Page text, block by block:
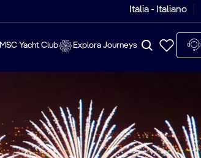
Italia - Italiano
MSC Yacht Club Explora Journeys